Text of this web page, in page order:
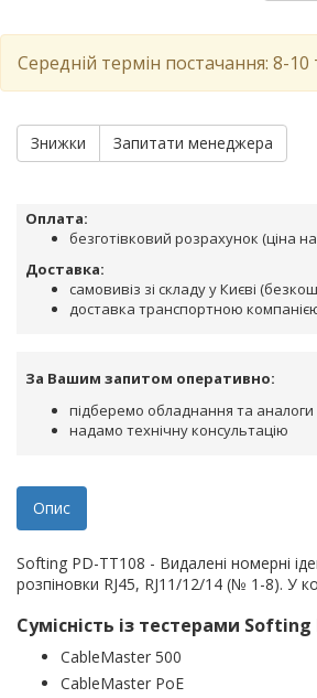
Середній термін постачання: 8-10
Знижки Запитати менеджера
Оплата:
безготівковий розрахунок (ціна
Доставка:
самовивіз зі складу у Києві
доставка транспортною
За Вашим запитом оперативно:
підберемо обладнання та аналоги
надамо технічну консультацію
Опис
Softing PD-TT108 - Видалені номерні
розпіновки RJ45, RJ11/12/14 (№ 1-8). У
Сумісність із тестерами
CableMaster 500
CableMaster PoE